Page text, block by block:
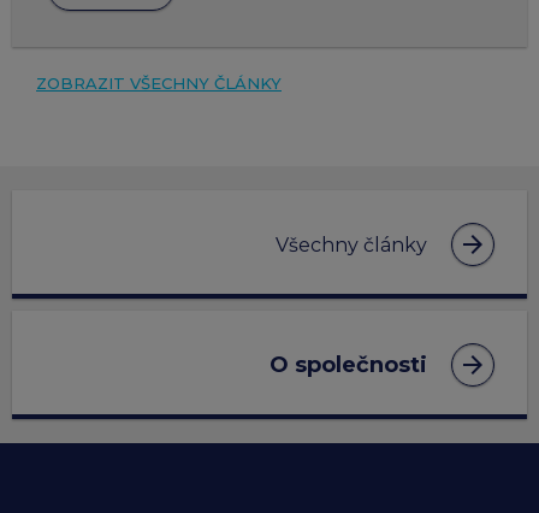
ZOBRAZIT VŠECHNY ČLÁNKY
Všechny články arrow_forward
O společnosti arrow_forward